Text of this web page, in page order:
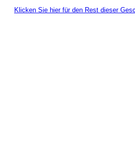
Klicken Sie hier für den Rest dieser